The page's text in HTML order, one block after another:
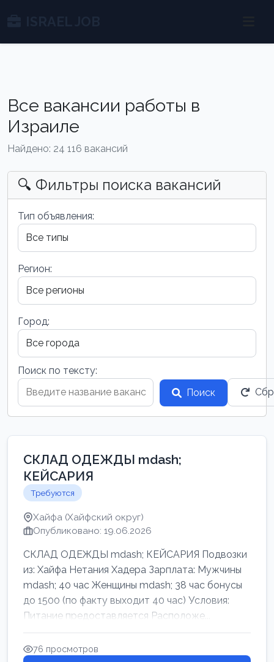
Все вакансии работы в
Израиле
Найдено: 24 116 вакансий
🔍 Фильтры поиска вакансий
Тип объявления:
Регион:
Город:
Поиск по тексту:
Поиск
СКЛАД ОДЕЖДЫ mdash;
КЕЙСАРИЯ
Требуются
Хайфа (Хайфский округ)
Опубликовано: 19.06.2026
СКЛАД ОДЕЖДЫ mdash; КЕЙСАРИЯ Подвозки
из: Хайфа Нетания Хадера Зарплата: Мужчины
mdash; 40 час Женщины mdash; 38 час бонусы
до 1500 (по факту выходит 40 час) Условия:
Питание предоставляется Расположе...
76 просмотров